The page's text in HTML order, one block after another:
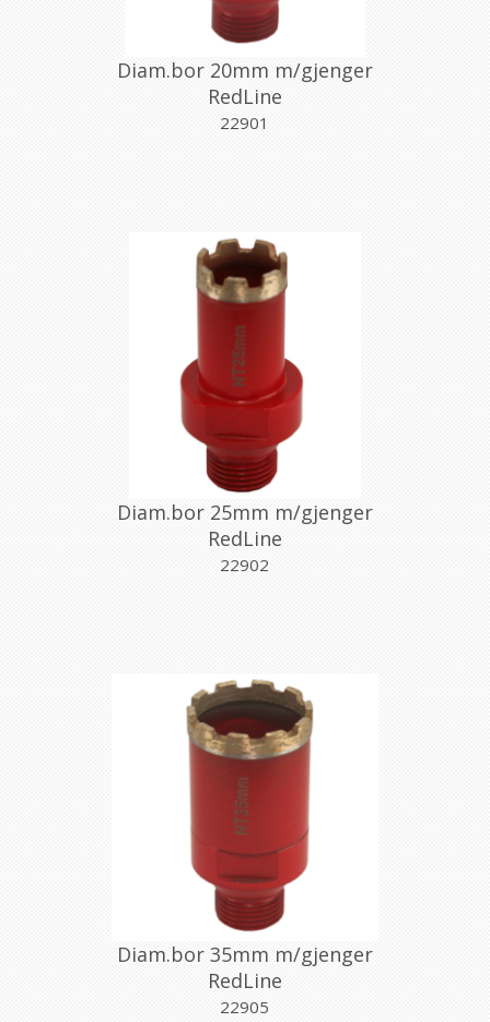
Diam.bor 20mm m/gjenger
RedLine
22901
Diam.bor 25mm m/gjenger
RedLine
22902
Diam.bor 35mm m/gjenger
RedLine
22905